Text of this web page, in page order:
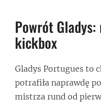
Powrót Gladys:
kickbox
Gladys Portugues to
potrafiła naprawdę
mistrza rund od